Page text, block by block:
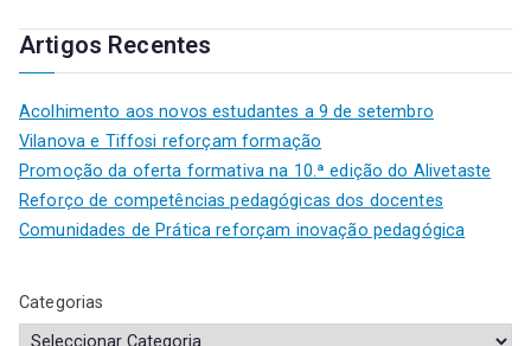
Artigos Recentes
Acolhimento aos novos estudantes a 9 de setembro
Vilanova e Tiffosi reforçam formação
Promoção da oferta formativa na 10.ª edição do Alivetaste
Reforço de competências pedagógicas dos docentes
Comunidades de Prática reforçam inovação pedagógica
Categorias